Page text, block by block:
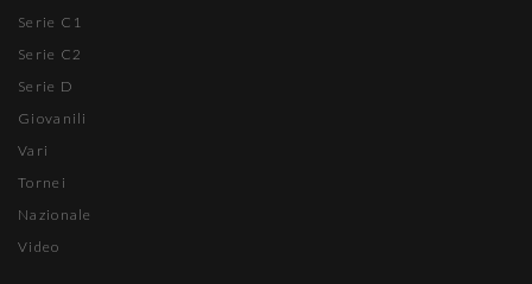
Serie C1
Serie C2
Serie D
Giovanili
Vari
Tornei
Nazionale
Video